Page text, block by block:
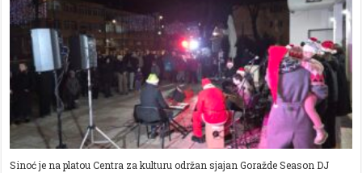
ENERGIJE
Sinoć je na platou Centra za kulturu održan sjajan Goražde Season DJ